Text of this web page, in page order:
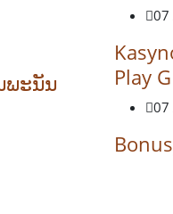
ພະນັນ
07
Play
07